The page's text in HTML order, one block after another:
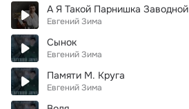
А Я Такой Парнишка Заводной
Евгений Зима
Сынок
Евгений Зима
Памяти М. Круга
Евгений Зима